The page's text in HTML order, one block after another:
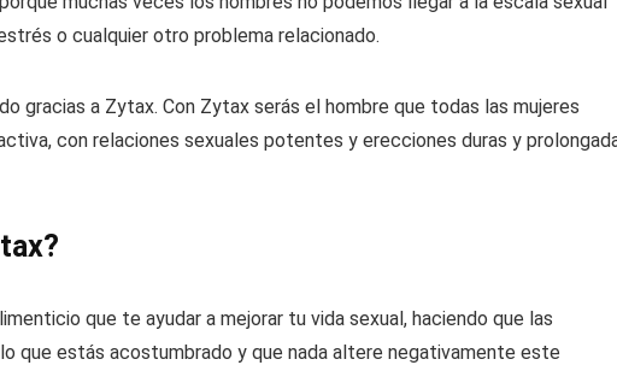
o cualquier otro problema relacionado.
gracias a Zytax. Con Zytax serás el hombre que todas las mujeres
con relaciones sexuales potentes y erecciones duras y
que te ayudar a mejorar tu vida sexual, haciendo que las
que estás acostumbrado y que nada altere negativamente este